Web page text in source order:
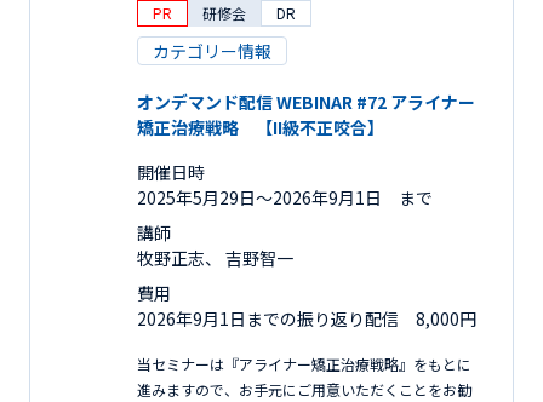
PR 研修会 DR
カテゴリー情報
オンデマンド配信 WEBINAR #72 アライナー
矯正治療戦略 【II級不正咬合】
開催日時
2025年5月29日〜2026年9月1日 まで
講師
牧野正志、 吉野智一
費用
2026年9月1日までの振り返り配信 8,000円
当セミナーは『アライナー矯正治療戦略』をもとに
進みますので、お手元にご用意いただくことをお勧